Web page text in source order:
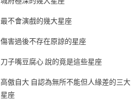
最不會演戲的幾大星座
傷害過後不存在原諒的星座
刀子嘴豆腐心 說的竟是這些星座
高傲自大 自認為無所不能但人緣差的三大
星座